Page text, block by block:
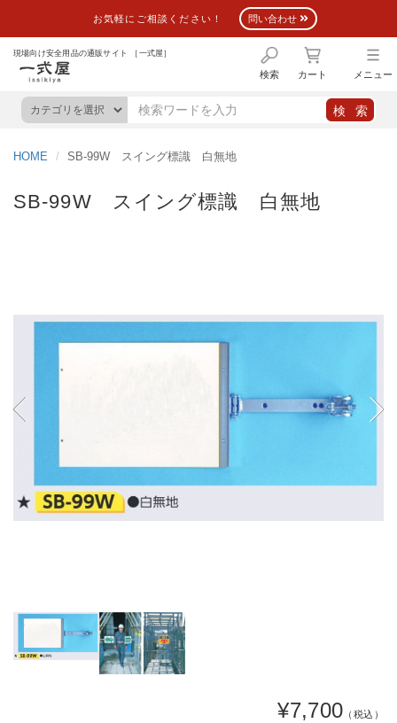
お気軽にご相談ください！ 問い合わせ
現場向け安全用品の通販サイト ［一式屋］
検索 カート メニュー
HOME SB-99W スイング標識 白無地
SB-99W スイング標識 白無地
¥7,700 （税込）